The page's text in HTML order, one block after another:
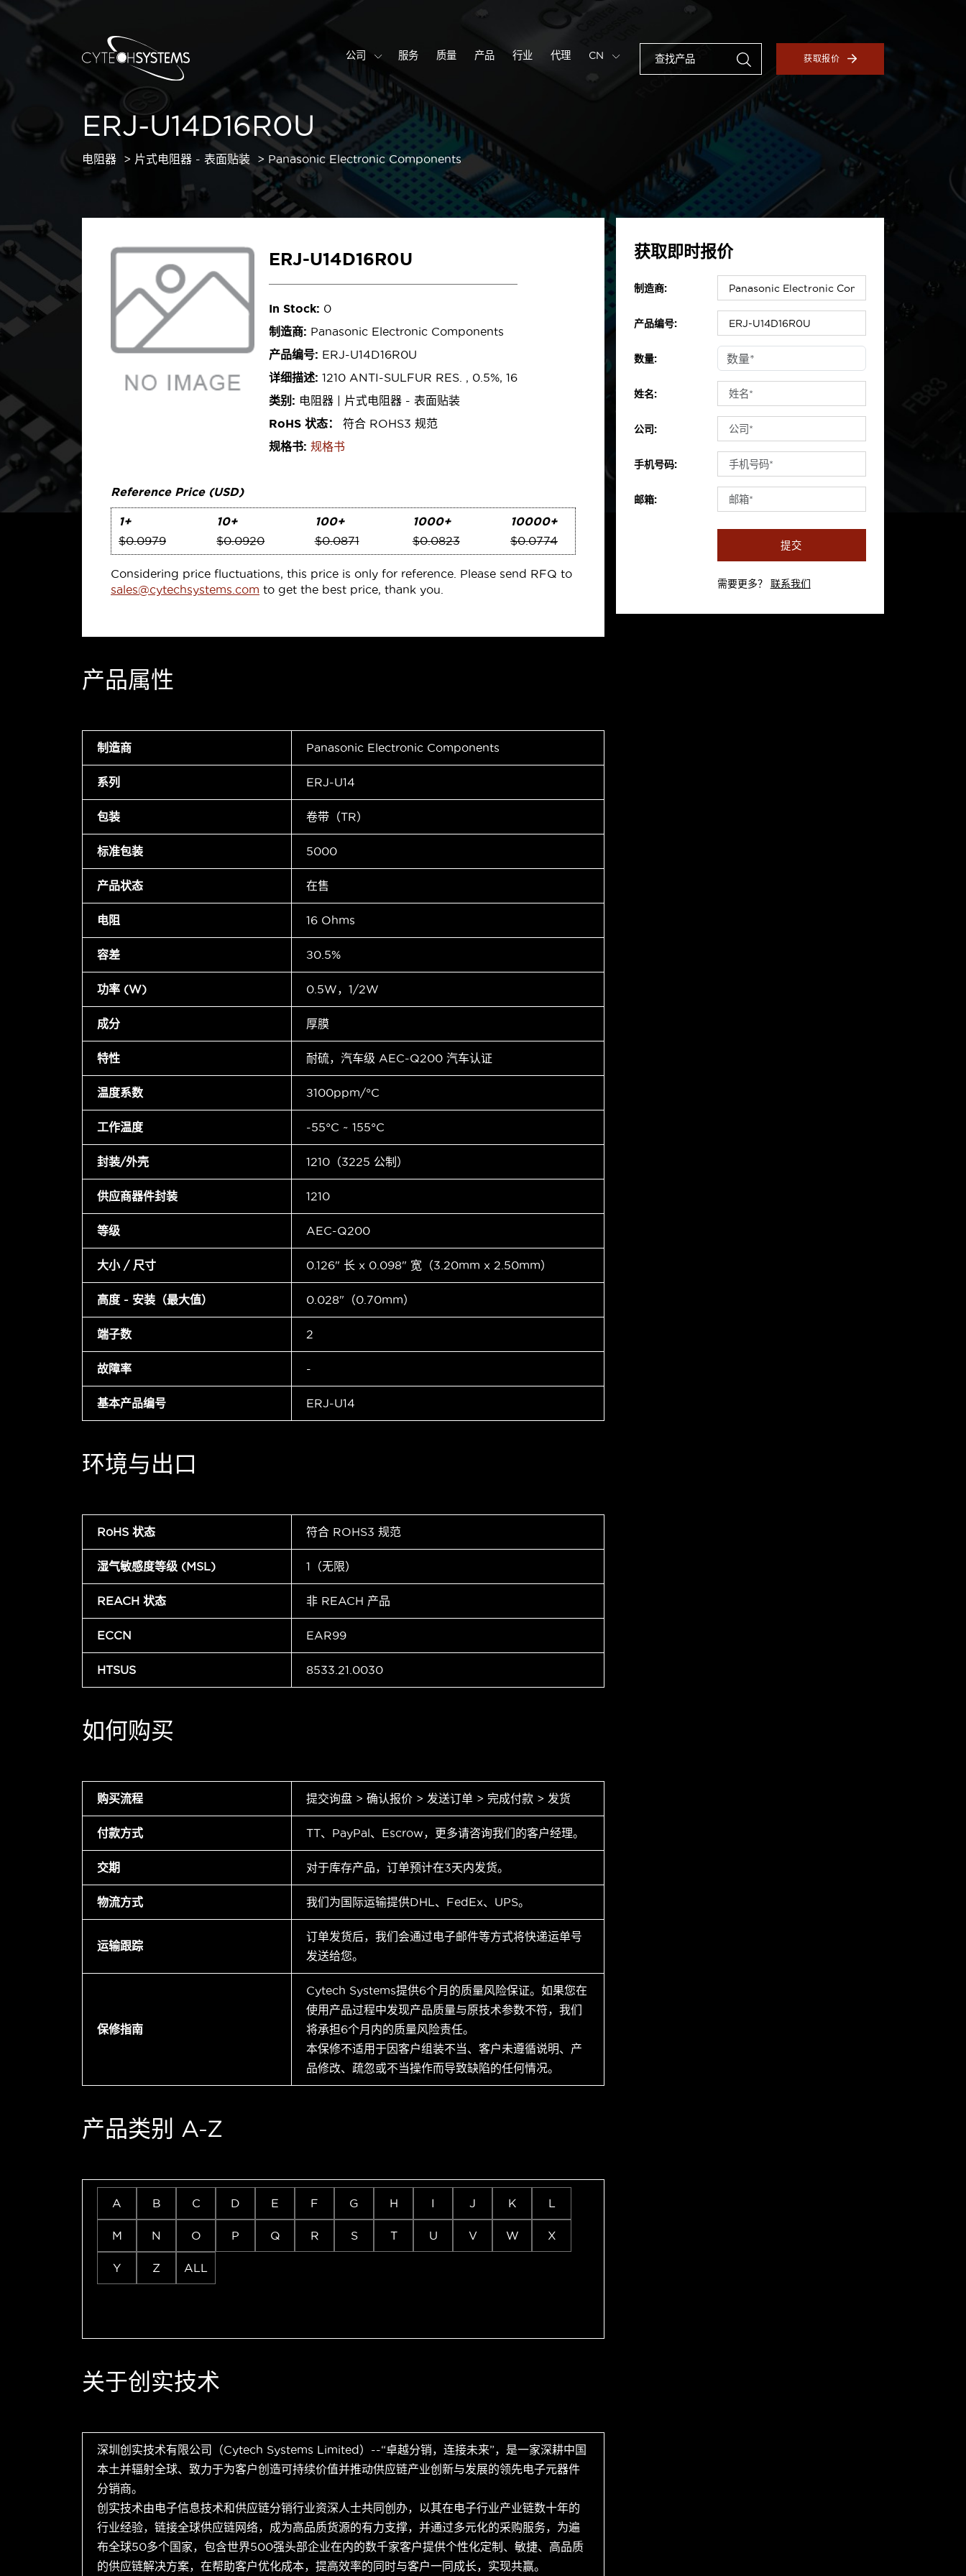
公司 服务 质量 产品 行业 代理 CN 获取报价
ERJ-U14D16R0U
电阻器 片式电阻器 - 表面贴装 Panasonic Electronic Components
ERJ-U14D16R0U
In Stock: 0
制造商: Panasonic Electronic Components
产品编号: ERJ-U14D16R0U
详细描述: 1210 ANTI-SULFUR RES. , 0.5%, 16
类别: 电阻器 | 片式电阻器 - 表面贴装
RoHS 状态：
符合 ROHS3 规范
规格书: 规格书
Reference Price (USD)
1+
$0.0979
10+
$0.0920
100+
$0.0871
1000+
$0.0823
10000+
$0.0774
Considering price fluctuations, this price is only for reference. Please send RFQ to
sales@cytechsystems.com to get the best price, thank you.
产品属性
制造商 Panasonic Electronic Components
系列 ERJ-U14
包装 卷带（TR）
标准包装 5000
产品状态 在售
电阻 16 Ohms
容差 ±0.5%
功率 (W) 0.5W，1/2W
成分 厚膜
特性 耐硫，汽车级 AEC-Q200 汽车认证
温度系数 ±100ppm/°C
工作温度 -55°C ~ 155°C
封装/外壳 1210（3225 公制）
供应商器件封装 1210
等级 AEC-Q200
大小 / 尺寸 0.126" 长 x 0.098" 宽（3.20mm x 2.50mm）
高度 - 安装（最大值） 0.028"（0.70mm）
端子数 2
故障率 -
基本产品编号 ERJ-U14
环境与出口
RoHS 状态 符合 ROHS3 规范
湿气敏感度等级 (MSL) 1（无限）
REACH 状态 非 REACH 产品
ECCN EAR99
HTSUS 8533.21.0030
如何购买
购买流程 提交询盘 > 确认报价 > 发送订单 > 完成付款 > 发货
付款方式 TT、PayPal、Escrow，更多请咨询我们的客户经理。
交期 对于库存产品，订单预计在3天内发货。
物流方式 我们为国际运输提供DHL、FedEx、UPS。
运输跟踪
订单发货后，我们会通过电子邮件等方式将快递运单号
发送给您。
保修指南
Cytech Systems提供6个月的质量风险保证。如果您在
使用产品过程中发现产品质量与原技术参数不符，我们
将承担6个月内的质量风险责任。
本保修不适用于因客户组装不当、客户未遵循说明、产
品修改、疏忽或不当操作而导致缺陷的任何情况。
产品类别 A-Z
A B C D E F G H I J K L
M N O P Q R S T U V W X
Y Z ALL
关于创实技术
深圳创实技术有限公司（Cytech Systems Limited）--“卓越分销，连接未来”，是一家深耕中国
本土并辐射全球、致力于为客户创造可持续价值并推动供应链产业创新与发展的领先电子元器件
分销商。
创实技术由电子信息技术和供应链分销行业资深人士共同创办，以其在电子行业产业链数十年的
行业经验，链接全球供应链网络，成为高品质货源的有力支撑，并通过多元化的采购服务，为遍
布全球50多个国家，包含世界500强头部企业在内的数千家客户提供个性化定制、敏捷、高品质
的供应链解决方案，在帮助客户优化成本，提高效率的同时与客户一同成长，实现共赢。
获取即时报价
制造商:
产品编号:
数量:
姓名:
公司:
手机号码:
邮箱:
提交
需要更多？ 联系我们